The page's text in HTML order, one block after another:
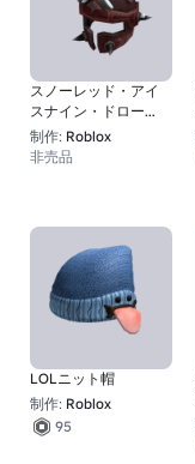
スノーレッド・アイ
スナイン・ドローン
ヘルム
制作: Roblox
非売品
LOLニット帽
制作: Roblox
95